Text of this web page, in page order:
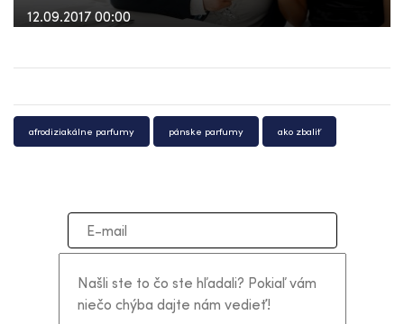
12.09.2017 00:00
afrodiziakálne parfumy pánske parfumy ako zbaliť